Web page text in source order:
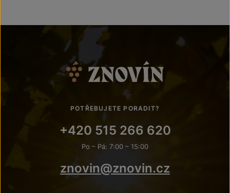
POTŘEBUJETE PORADIT?
+420 515 266 620
Po – Pá: 7:00 – 15:00
znovin@znovin.cz